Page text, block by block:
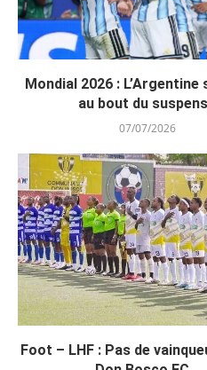
Mondial 2026 : L’Argentine
au bout du
07/07/2026
Foot – LHF : Pas de